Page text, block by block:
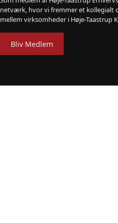
netværk, hvor vi fremmer et kollegialt
mellem virksomheder i Høje-Taastrup
Bliv Medlem